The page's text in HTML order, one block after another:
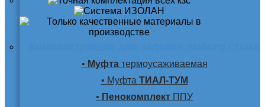
• Муфтатермоусаживаемая
• Муфта ТИАЛ-ТУМ
• Пенокомплект ППУ